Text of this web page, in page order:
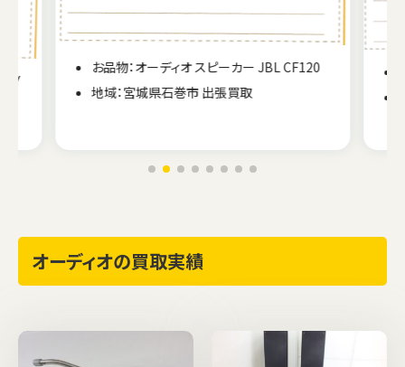
お品物：オーディオ ラジカセ SONY CSF-W302
地域：北海道枝幸町 出張買取
オーディオの買取実績